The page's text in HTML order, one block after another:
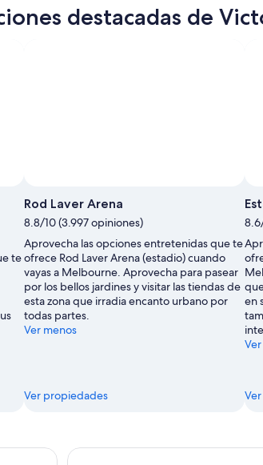
destacadas de
te
Rod Laver Arena
8.8/10 (3.997 opiniones)
Aprovecha las opciones entretenidas que te
ofrece Rod Laver Arena (estadio) cuando
vayas a Melbourne. Aprovecha para pasear
por los bellos jardines y visitar las tiendas de
esta zona que irradia encanto urbano por
todas partes.
Ver menos
Ver propiedades
en